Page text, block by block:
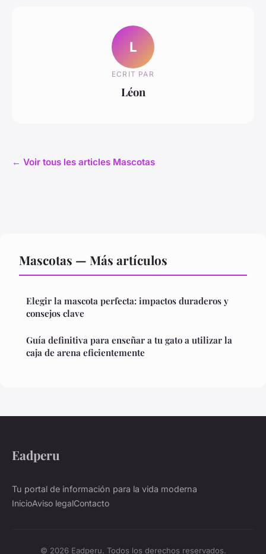
L
ECRIT PAR
Léon
← Voir tous les articles Mascotas
Mascotas — Más artículos
Elegir la mascota perfecta: impactos duraderos y
consejos clave
Guía definitiva para enseñar a tu gato a utilizar la
caja de arena eficientemente
Eadperu
Tu portal de información para la vida moderna
InicioAviso legalContacto
© 2026 Eadperu. Todos los derechos reservados.